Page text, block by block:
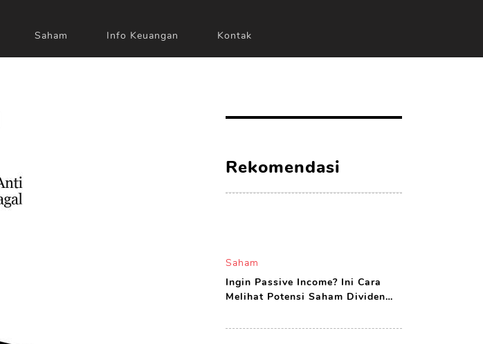
Saham Info Keuangan Kontak
Rekomendasi
Saham
Ingin Passive Income? Ini Cara
Melihat Potensi Saham Dividen